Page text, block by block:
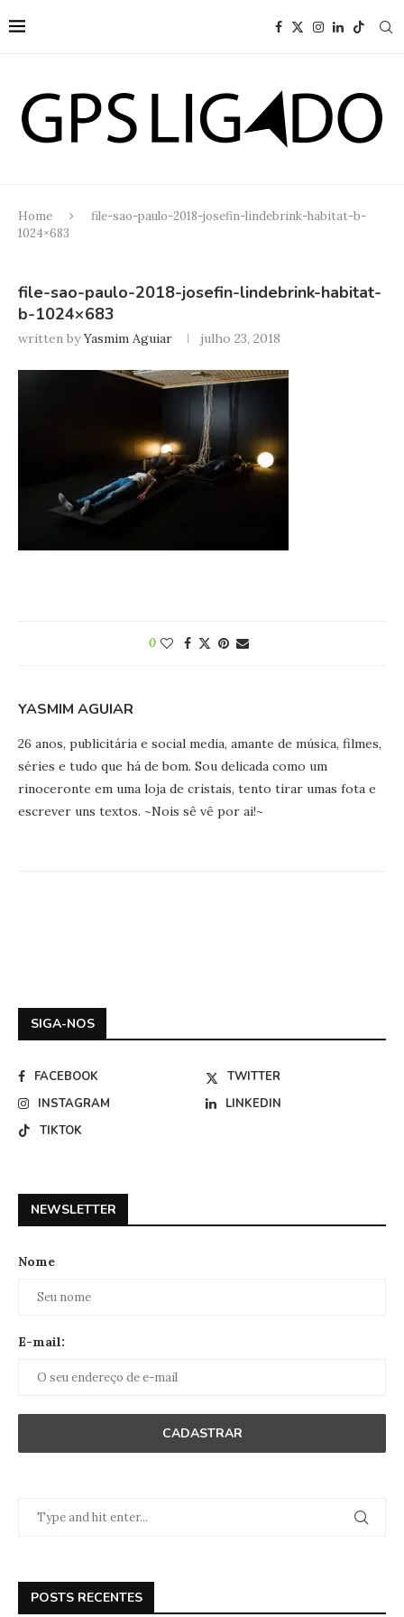
Home
file-sao-paulo-2018-josefin-lindebrink-habitat-b-
1024×683
file-sao-paulo-2018-josefin-lindebrink-habitat-
b-1024×683
written byYasmim Aguiar julho 23, 2018
0
YASMIM AGUIAR
26 anos, publicitária e social media, amante de música, filmes,
séries e tudo que há de bom. Sou delicada como um
rinoceronte em uma loja de cristais, tento tirar umas fota e
escrever uns textos. ~Nois sê vê por ai!~
SIGA-NOS
FACEBOOK
TWITTER
INSTAGRAM
LINKEDIN
TIKTOK
NEWSLETTER
Nome
E-mail:
POSTS RECENTES